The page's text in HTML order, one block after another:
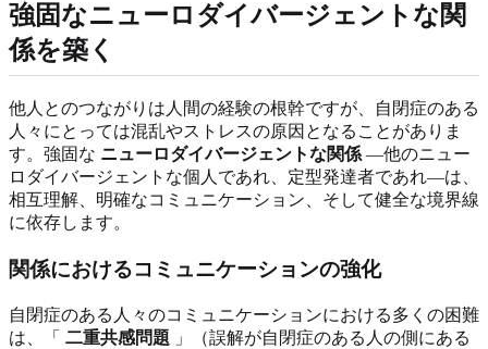
強固なニューロダイバージェントな関
係を築く
他人とのつながりは人間の経験の根幹ですが、自閉症のある
人々にとっては混乱やストレスの原因となることがありま
す。強固な ニューロダイバージェントな関係 —他のニュー
ロダイバージェントな個人であれ、定型発達者であれ—は、
相互理解、明確なコミュニケーション、そして健全な境界線
に依存します。
関係におけるコミュニケーションの強化
自閉症のある人々のコミュニケーションにおける多くの困難
は、「 二重共感問題 」（誤解が自閉症のある人の側にある